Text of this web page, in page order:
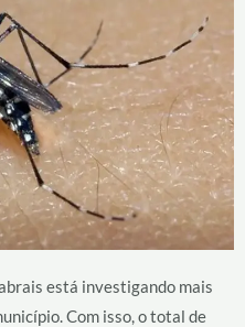
está investigando mais
Com isso, o total de